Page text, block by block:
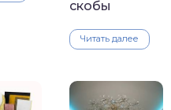
скобы
Читать далее